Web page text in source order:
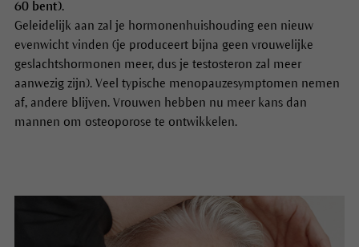
60 bent).
Geleidelijk aan zal je hormonenhuishouding een nieuw
evenwicht vinden (je produceert bijna geen vrouwelijke
geslachtshormonen meer, dus je testosteron zal meer
aanwezig zijn). Veel typische menopauzesymptomen nemen
af, andere blijven. Vrouwen hebben nu meer kans dan
mannen om osteoporose te ontwikkelen.